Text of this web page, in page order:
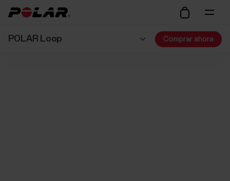
POLAR Loop Comprar ahora